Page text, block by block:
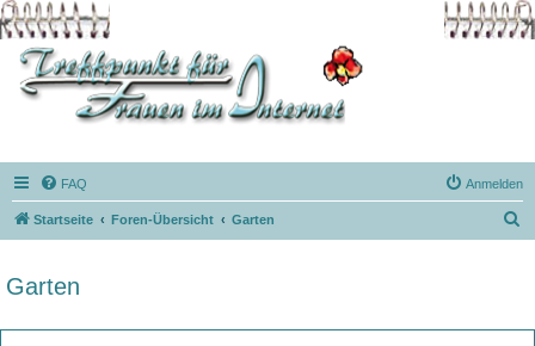
FAQ Anmelden
Startseite Foren-Übersicht Garten
e
Garten